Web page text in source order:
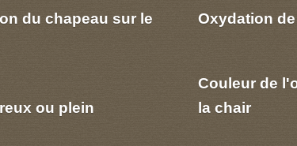
du chapeau sur le
ou plein
Oxydation
Couleur de
la chair